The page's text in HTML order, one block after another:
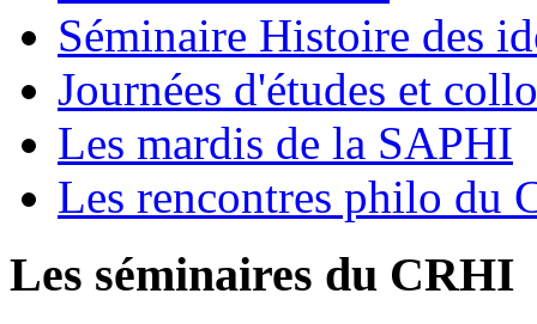
Séminaire Histoire des
Journées d'études et
Les mardis de la SAPHI
Les rencontres philo du
Les séminaires du CRHI